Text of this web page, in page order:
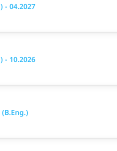
- 04.2027
- 10.2026